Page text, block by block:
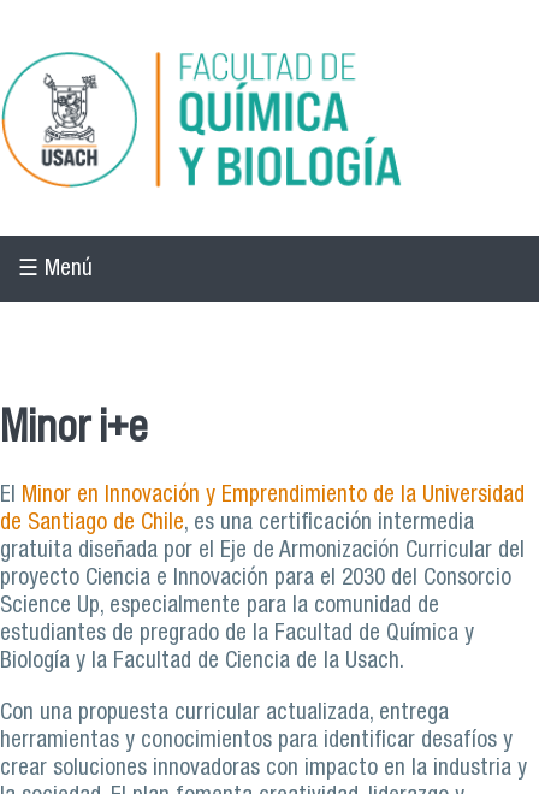
Pasar al contenido principal
☰ Menú
Minor i+e
El Minor en Innovación y Emprendimiento de la Universidad
de Santiago de Chile, es una certificación intermedia
gratuita diseñada por el Eje de Armonización Curricular del
proyecto Ciencia e Innovación para el 2030 del Consorcio
Science Up, especialmente para la comunidad de
estudiantes de pregrado de la Facultad de Química y
Biología y la Facultad de Ciencia de la Usach.
Con una propuesta curricular actualizada, entrega
herramientas y conocimientos para identificar desafíos y
crear soluciones innovadoras con impacto en la industria y